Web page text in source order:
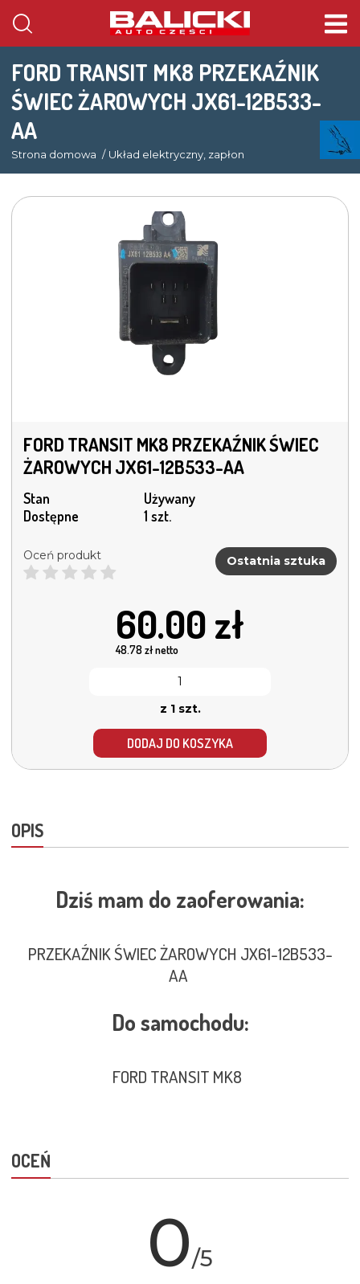
FORD TRANSIT MK8 PRZEKAŹNIK
ŚWIEC ŻAROWYCH JX61-12B533-
AA
Strona domowa Układ elektryczny, zapłon
FORD TRANSIT MK8 PRZEKAŹNIK ŚWIEC
ŻAROWYCH JX61-12B533-AA
Stan
Używany
Dostępne
1 szt.
Oceń produkt Ostatnia sztuka
60.00 zł
48.78zł netto
z 1 szt.
DODAJ DO KOSZYKA
OPIS
Dziś mam do zaoferowania:
PRZEKAŹNIK ŚWIEC ŻAROWYCH JX61-12B533-
AA
Do samochodu:
FORD TRANSIT MK8
OCEŃ
0/5